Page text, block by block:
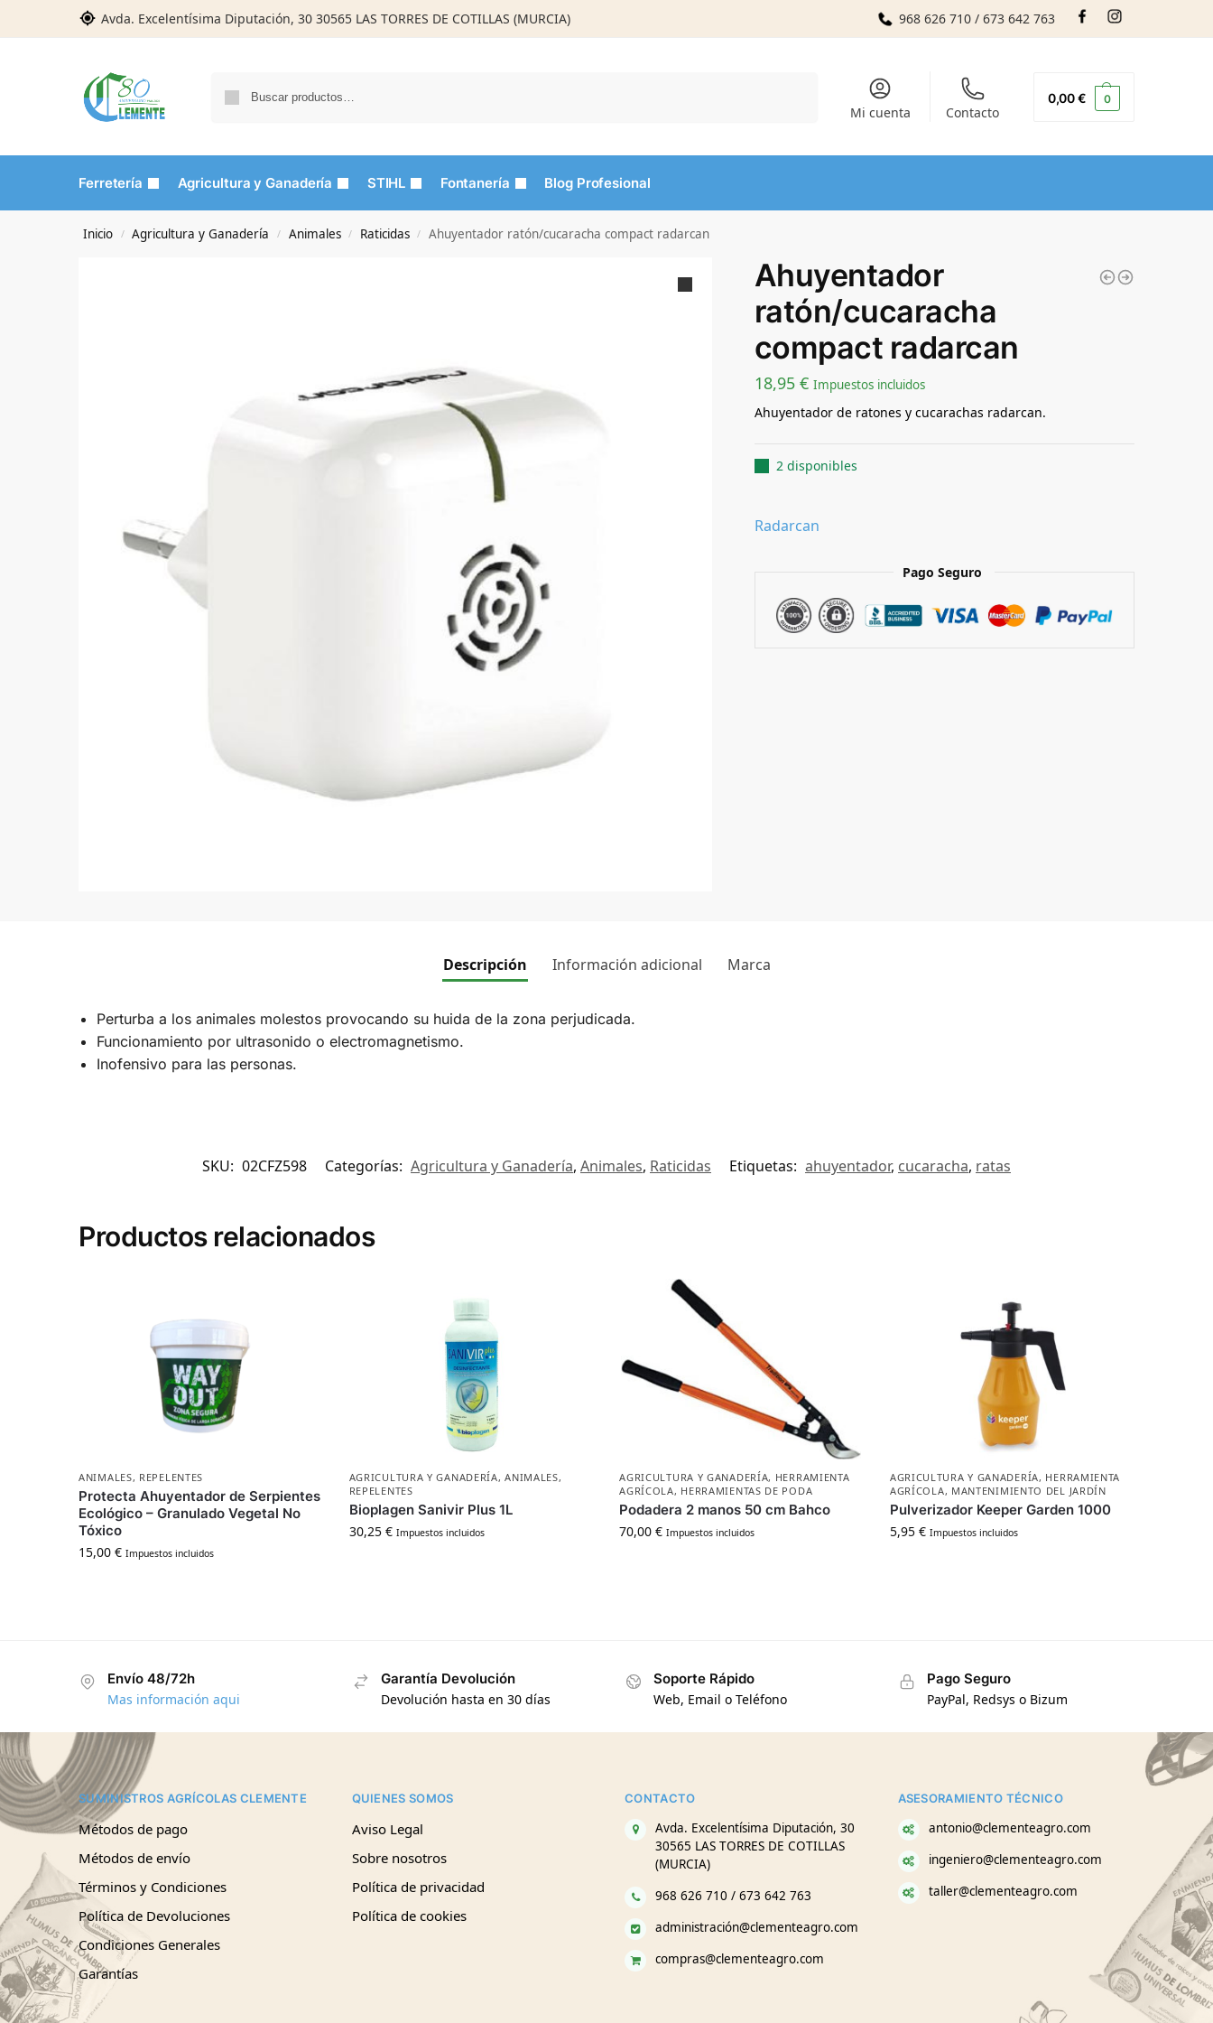
Avda. Excelentísima Diputación, 30 30565 LAS TORRES DE COTILLAS (MURCIA) 968 626 710 / 673 642 763
Mi cuenta Contacto
0,00€ 0
Ferretería Agricultura y Ganadería STIHL Fontanería Blog Profesional
Inicio / Agricultura y Ganadería / Animales / Raticidas / Ahuyentador ratón/cucaracha compact radarcan
Ahuyentador
ratón/cucaracha
compact radarcan
18,95 € Impuestos incluidos
Ahuyentador de ratones y cucarachas radarcan.
2 disponibles
Radarcan
Pago Seguro
Descripción Información adicional Marca
Perturba a los animales molestos provocando su huida de la zona perjudicada.
Funcionamiento por ultrasonido o electromagnetismo.
Inofensivo para las personas.
SKU: 02CFZ598 Categorías: Agricultura y Ganadería, Animales, Raticidas Etiquetas: ahuyentador, cucaracha, ratas
Productos relacionados
ANIMALES, REPELENTES
Protecta Ahuyentador de Serpientes
Ecológico – Granulado Vegetal No
Tóxico
15,00€ Impuestos incluidos
AGRICULTURA Y GANADERÍA,ANIMALES,
REPELENTES
Bioplagen Sanivir Plus 1L
30,25 € Impuestos incluidos
AGRICULTURA Y GANADERÍA, HERRAMIENTA
AGRÍCOLA, HERRAMIENTAS DE PODA
Podadera 2 manos 50 cm Bahco
70,00€ Impuestos incluidos
AGRICULTURA Y GANADERÍA, HERRAMIENTA
AGRÍCOLA, MANTENIMIENTO DEL JARDÍN
Pulverizador Keeper Garden 1000
5,95 € Impuestos incluidos
Envío 48/72h
Mas información aqui
Garantía Devolución
Devolución hasta en 30 días
Soporte Rápido
Web, Email o Teléfono
Pago Seguro
PayPal, Redsys o Bizum
SUMINISTROS AGRÍCOLAS CLEMENTE
Métodos de pago
Métodos de envío
Términos y Condiciones
Política de Devoluciones
Condiciones Generales
Garantías
QUIENES SOMOS
Aviso Legal
Sobre nosotros
Política de privacidad
Política de cookies
CONTACTO
Avda. Excelentísima Diputación, 30
30565 LAS TORRES DE COTILLAS
(MURCIA)
968 626 710 / 673 642 763
administración@clementeagro.com
compras@clementeagro.com
ASESORAMIENTO TÉCNICO
antonio@clementeagro.com
ingeniero@clementeagro.com
taller@clementeagro.com